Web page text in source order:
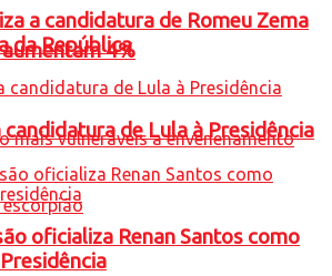
4%
a candidatura de Romeu Zema
da República
de Lula à Presidência
oficializa Renan Santos como